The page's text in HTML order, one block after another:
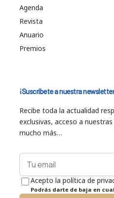
Agenda
Revista
Anuario
Premios
¡Suscríbete a nuestra
Recibe toda la actualidad
exclusivas, acceso a
mucho más…
Acepto la política de
Podrás darte de baja en